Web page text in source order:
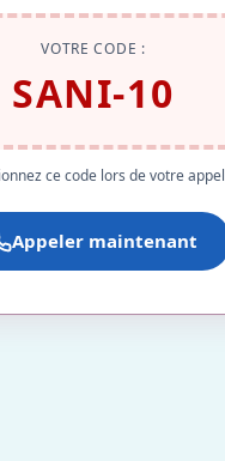
VOTRE CODE :
SANI-10
ce code lors de votre appel
Appeler maintenant